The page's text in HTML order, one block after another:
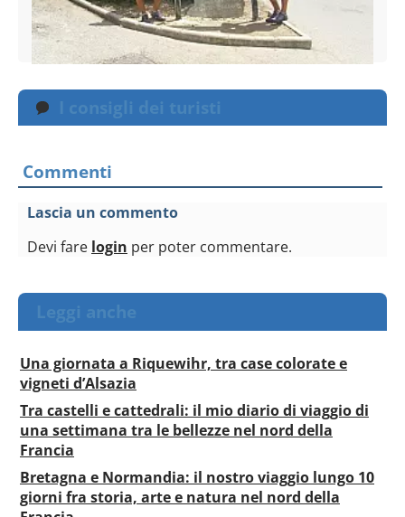
I consigli dei turisti
Commenti
Lascia un commento
Devi fare login per poter commentare.
Leggi anche
Una giornata a Riquewihr, tra case colorate e
vigneti d’Alsazia
Tra castelli e cattedrali: il mio diario di viaggio di
una settimana tra le bellezze nel nord della
Francia
Bretagna e Normandia: il nostro viaggio lungo 10
giorni fra storia, arte e natura nel nord della